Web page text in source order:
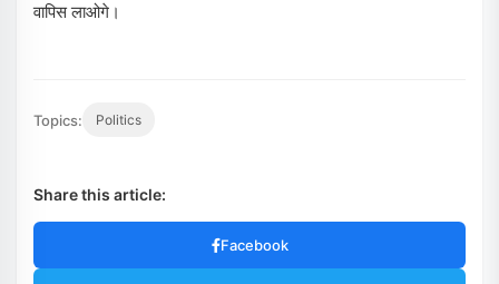
वापिस लाओगे।
Topics: Politics
Share this article:
Facebook